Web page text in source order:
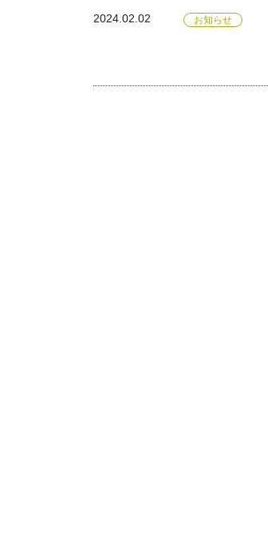
2024.02.02 お知らせ